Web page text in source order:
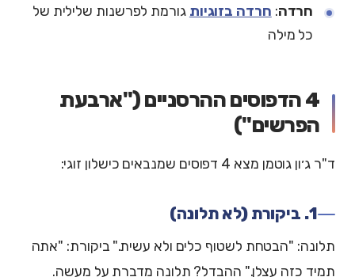
חרדה: חרדה בזוגיות גורמת לפרשנות שלילית של
כל מילה
4 הדפוסים ההרסניים ("ארבעת
הפרשים")
ד"ר ג׳ון גוטמן מצא 4 דפוסים שמנבאים כישלון זוגי:
1. ביקורת (לא תלונה)
תלונה: "הבטחת לשטוף כלים ולא עשית." ביקורת: "אתה
תמיד כזה עצלן." ההבדל? תלונה מדברת על מעשה.